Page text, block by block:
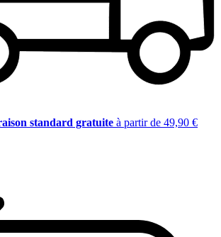
standard gratuite à partir de 49,90 €